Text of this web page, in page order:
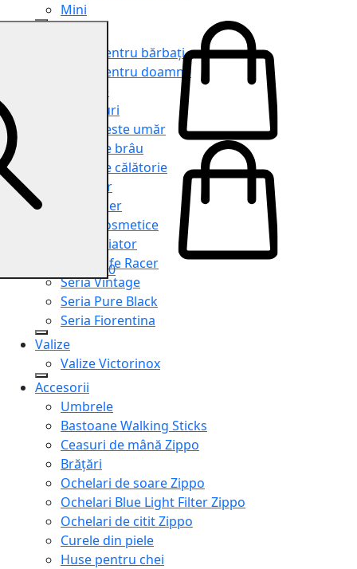
Mini
Genți pentru bărbați
Genți pentru doamne
Serviete
Rucsacuri
Genți peste umăr
Genți de brâu
Genți de călătorie
Shopper
Organiser
Truse cosmetice
Seria Aviator
Seria Cafe Racer
Seria Vintage
Seria Pure Black
Seria Fiorentina
Valize
Valize Victorinox
Accesorii
Umbrele
Bastoane Walking Sticks
Ceasuri de mână Zippo
Brățări
Ochelari de soare Zippo
Ochelari Blue Light Filter Zippo
Ochelari de citit Zippo
Curele din piele
Huse pentru chei
0